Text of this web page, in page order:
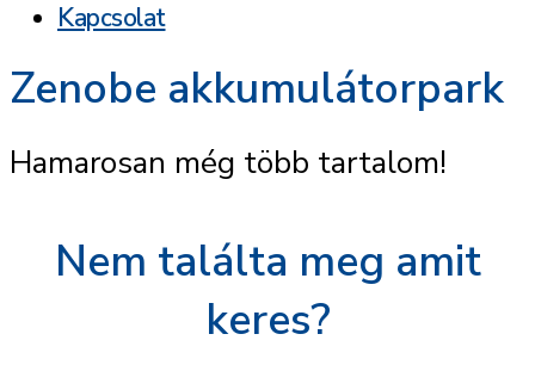
Kapcsolat
Zenobe akkumulátorpark
Hamarosan még több tartalom!
Nem találta meg amit
keres?